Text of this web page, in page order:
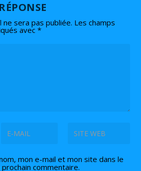
sera pas publiée. Les champs
avec*
mon e-mail et mon site dans le
commentaire.